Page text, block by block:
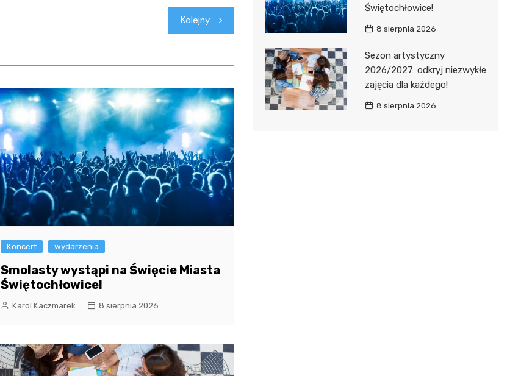
Kolejny
Koncert wydarzenia
Smolasty wystąpi na Święcie Miasta
Świętochłowice!
Karol Kaczmarek 8 sierpnia 2026
Świętochłowice!
8 sierpnia 2026
Sezon artystyczny
2026/2027: odkryj niezwykłe
zajęcia dla każdego!
8 sierpnia 2026